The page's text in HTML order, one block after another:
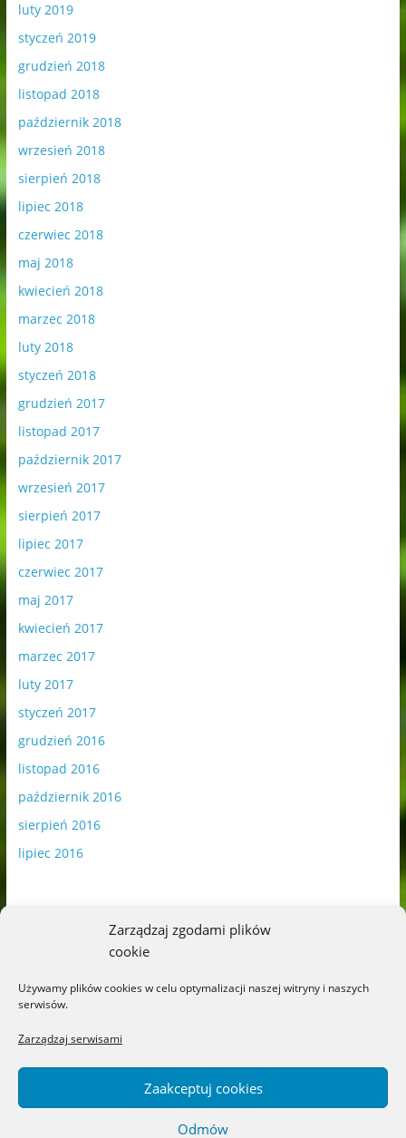
Zarządzaj zgodami plików
cookie
Używamy plików cookies w celu optymalizacji naszej witryny i naszych
serwisów.
Zarządzaj serwisami
Zaakceptuj cookies
Odmów
luty 2019
styczeń 2019
grudzień 2018
listopad 2018
październik 2018
wrzesień 2018
sierpień 2018
lipiec 2018
czerwiec 2018
maj 2018
kwiecień 2018
marzec 2018
luty 2018
styczeń 2018
grudzień 2017
listopad 2017
październik 2017
wrzesień 2017
sierpień 2017
lipiec 2017
czerwiec 2017
maj 2017
kwiecień 2017
marzec 2017
luty 2017
styczeń 2017
grudzień 2016
listopad 2016
październik 2016
sierpień 2016
lipiec 2016